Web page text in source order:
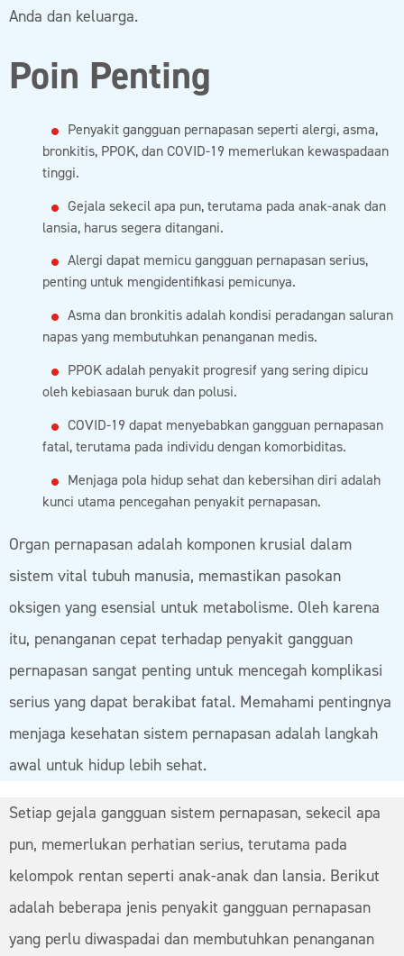
Anda dan keluarga.
Poin Penting
Penyakit gangguan pernapasan seperti alergi, asma,
bronkitis, PPOK, dan COVID-19 memerlukan kewaspadaan
tinggi.
Gejala sekecil apa pun, terutama pada anak-anak dan
lansia, harus segera ditangani.
Alergi dapat memicu gangguan pernapasan serius,
penting untuk mengidentifikasi pemicunya.
Asma dan bronkitis adalah kondisi peradangan saluran
napas yang membutuhkan penanganan medis.
PPOK adalah penyakit progresif yang sering dipicu
oleh kebiasaan buruk dan polusi.
COVID-19 dapat menyebabkan gangguan pernapasan
fatal, terutama pada individu dengan komorbiditas.
Menjaga pola hidup sehat dan kebersihan diri adalah
kunci utama pencegahan penyakit pernapasan.
Organ pernapasan adalah komponen krusial dalam
sistem vital tubuh manusia, memastikan pasokan
oksigen yang esensial untuk metabolisme. Oleh karena
itu, penanganan cepat terhadap penyakit gangguan
pernapasan sangat penting untuk mencegah komplikasi
serius yang dapat berakibat fatal. Memahami pentingnya
menjaga kesehatan sistem pernapasan adalah langkah
awal untuk hidup lebih sehat.
Setiap gejala gangguan sistem pernapasan, sekecil apa
pun, memerlukan perhatian serius, terutama pada
kelompok rentan seperti anak-anak dan lansia. Berikut
adalah beberapa jenis penyakit gangguan pernapasan
yang perlu diwaspadai dan membutuhkan penanganan